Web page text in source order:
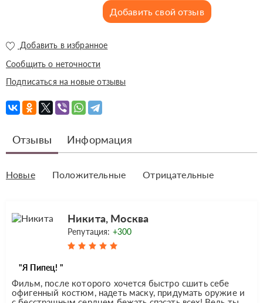
Добавить свой отзыв
Добавить в избранное
Сообщить о неточности
Подписаться на новые отзывы
Отзывы Информация
Новые Положительные Отрицательные
Никита, Москва
Репутация: +300
"Я Пипец! "
Фильм, после которого хочется быстро сшить себе
офигенный костюм, надеть маску, придумать оружие и